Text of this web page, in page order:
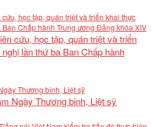
cứu, học tập, quán triệt và triển
lần thứ ba Ban Chấp hành
Ngày Thương binh, Liệt sỹ